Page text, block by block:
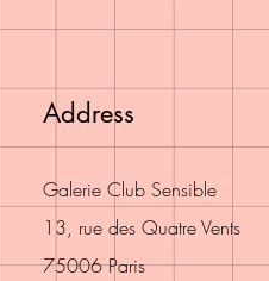
Address
Galerie Club Sensible
13, rue des Quatre Vents
75006 Paris